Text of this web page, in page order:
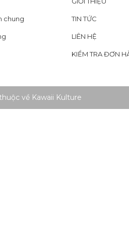
chung TIN TỨC
LIÊN HỆ
KIỂM TRA ĐƠN
về Kawaii Kulture